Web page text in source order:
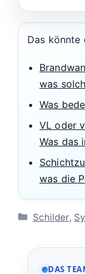
Das könnte
was
Was
VL oder
Was das
was die
Kategorien
Schilder,
DAS